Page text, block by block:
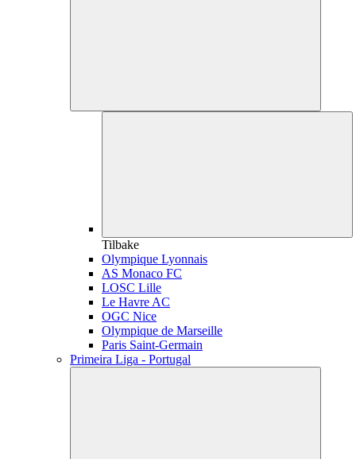
Tilbake
Olympique Lyonnais
AS Monaco FC
LOSC Lille
Le Havre AC
OGC Nice
Olympique de Marseille
Paris Saint-Germain
Primeira Liga - Portugal